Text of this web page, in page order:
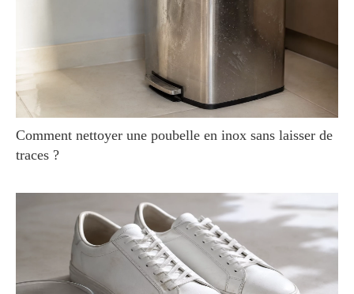
Comment nettoyer une poubelle en inox sans laisser de
traces ?